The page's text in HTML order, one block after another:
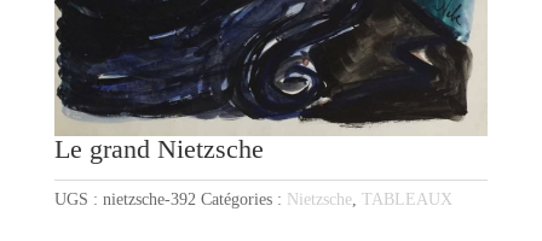
Le grand Nietzsche
UGS : nietzsche-392 Catégories : Nietzsche, TABLEAUX